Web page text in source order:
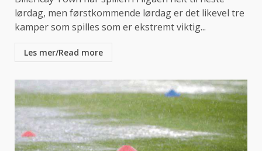
lørdag, men førstkommende lørdag er det likevel tre
kamper som spilles som er ekstremt viktig...
Les mer/Read more